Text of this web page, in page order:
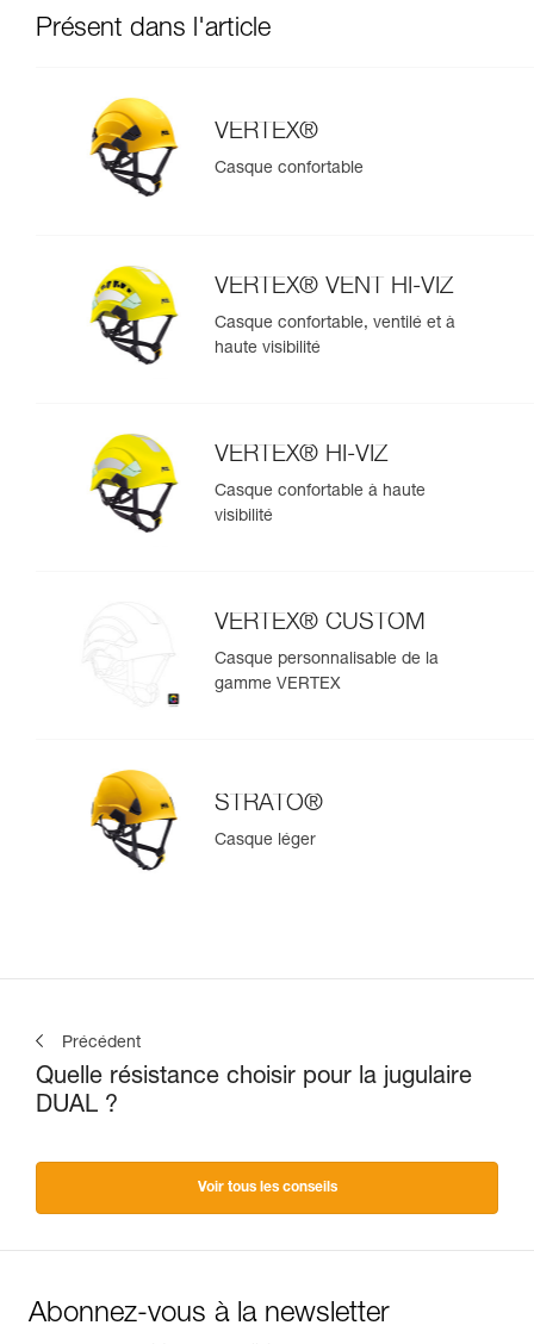
Présent dans l'article
VERTEX®
Casque confortable
VERTEX® VENT HI-VIZ
Casque confortable, ventilé et à
haute visibilité
VERTEX® HI-VIZ
Casque confortable à haute
visibilité
VERTEX® CUSTOM
Casque personnalisable de la
gamme VERTEX
STRATO®
Casque léger
Précédent
Quelle résistance choisir pour la jugulaire
DUAL ?
Voir tous les conseils
Abonnez-vous à la newsletter